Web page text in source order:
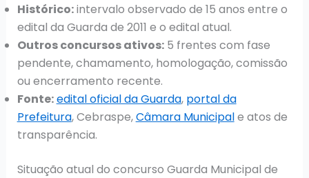
Histórico:intervalo observado de 15 anos entre o
edital da Guarda de 2011 e o edital atual.
Outros concursos ativos:5 frentes com fase
pendente, chamamento, homologação, comissão
ou encerramento recente.
Fonte:edital oficial da Guarda, portal da
Prefeitura, Cebraspe,Câmara Municipale atos de
transparência.
Situação atual do concurso Guarda Municipal de